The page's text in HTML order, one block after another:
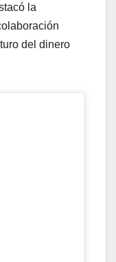
la
del dinero